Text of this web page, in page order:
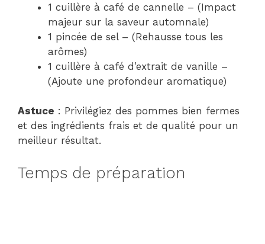
1 cuillère à café de cannelle – (Impact
majeur sur la saveur automnale)
1 pincée de sel – (Rehausse tous les
arômes)
1 cuillère à café d’extrait de vanille –
(Ajoute une profondeur aromatique)
Astuce : Privilégiez des pommes bien fermes
et des ingrédients frais et de qualité pour un
meilleur résultat.
Temps de préparation